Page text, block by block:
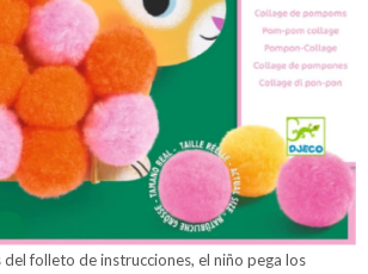
folleto de instrucciones, el niño pega los